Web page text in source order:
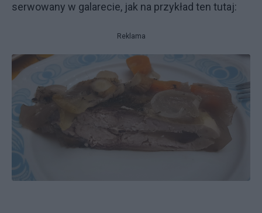
serwowany w galarecie, jak na przykład ten tutaj:
Reklama